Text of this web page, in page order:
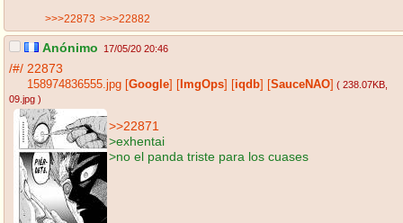
>>>22873 >>>22882
Anónimo 17/05/20 20:46
/#/ 22873
158974836555.jpg Google ImgOps iqdb SauceNAO ( 238.07KB
09.jpg )
>>22871
>exhentai
>no el panda triste para los cuases